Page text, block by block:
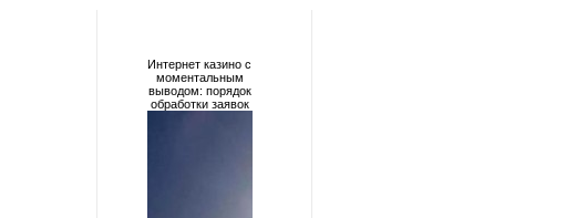
Интернет казино с
моментальным
выводом: порядок
обработки заявок